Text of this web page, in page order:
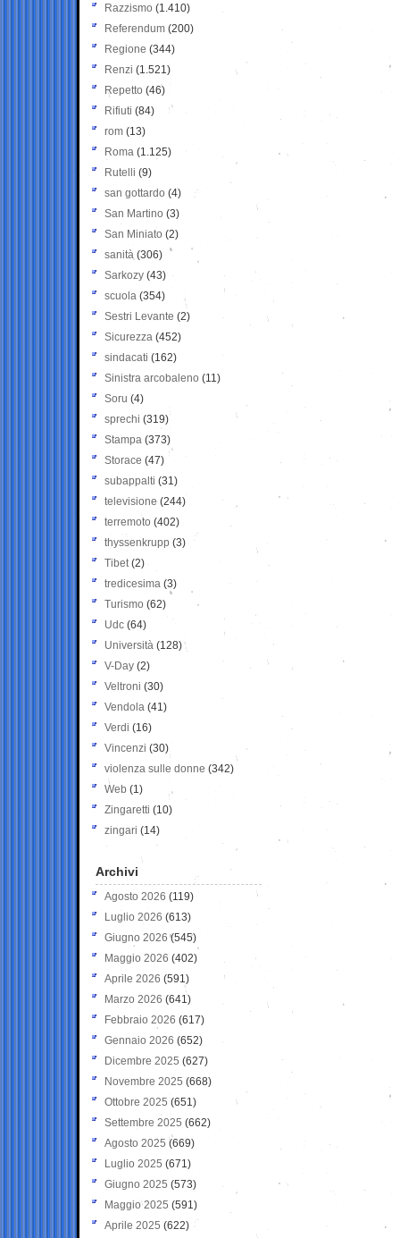
Razzismo (1.410)
Referendum (200)
Regione (344)
Renzi (1.521)
Repetto (46)
Rifiuti (84)
rom (13)
Roma (1.125)
Rutelli (9)
san gottardo (4)
San Martino (3)
San Miniato (2)
sanità (306)
Sarkozy (43)
scuola (354)
Sestri Levante (2)
Sicurezza (452)
sindacati (162)
Sinistra arcobaleno (11)
Soru (4)
sprechi (319)
Stampa (373)
Storace (47)
subappalti (31)
televisione(244)
terremoto (402)
thyssenkrupp (3)
Tibet(2)
tredicesima (3)
Turismo (62)
Udc (64)
Università (128)
V-Day (2)
Veltroni (30)
Vendola (41)
Verdi (16)
Vincenzi (30)
violenza sulle donne (342)
Web (1)
Zingaretti (10)
zingari (14)
Archivi
Agosto 2026 (119)
Luglio 2026 (613)
Giugno 2026 (545)
Maggio 2026 (402)
Aprile 2026 (591)
Marzo 2026 (641)
Febbraio 2026 (617)
Gennaio 2026 (652)
Dicembre 2025 (627)
Novembre 2025 (668)
Ottobre 2025 (651)
Settembre 2025 (662)
Agosto 2025 (669)
Luglio 2025 (671)
Giugno 2025 (573)
Maggio 2025 (591)
Aprile 2025 (622)